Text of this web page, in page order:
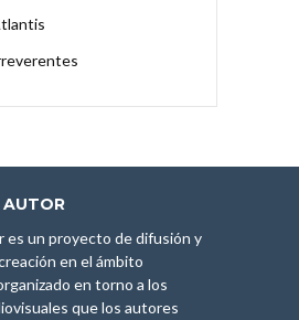
AUTOR
es un proyecto de difusión y
en el ámbito
en torno a los
que los autores